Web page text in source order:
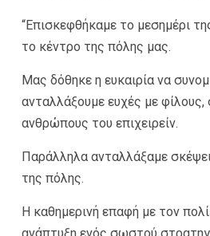
“Επισκεφθήκαμε το μεσημέρι
το κέντρο της πόλης μας.
Μας δόθηκε η ευκαιρία να
ανταλλάξουμε ευχές με φίλους,
ανθρώπους του επιχειρείν.
Παράλληλα ανταλλάξαμε
της πόλης.
Η καθημερινή επαφή με τον